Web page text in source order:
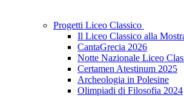
Progetti Liceo Classico
Il Liceo Classico alla
CantaGrecia 2026
Notte Nazionale Liceo
Certamen Atestinum 2025
Archeologia in Polesine
Olimpiadi di Filosofia 2024